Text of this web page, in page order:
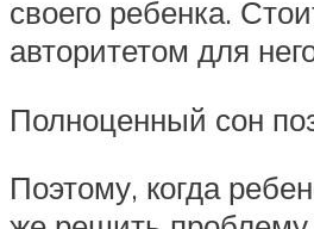
своего ребенка.
авторитетом для
Полноценный сон
Поэтому, когда